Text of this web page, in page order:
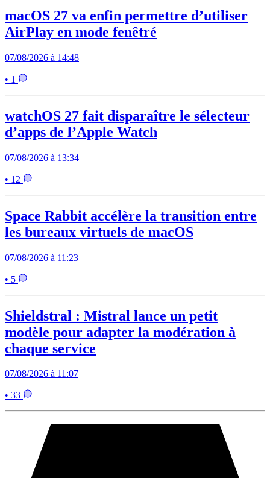
macOS 27 va enfin permettre d’utiliser
AirPlay en mode fenêtré
07/08/2026 à 14:48
• 1
watchOS 27 fait disparaître le sélecteur
d’apps de l’Apple Watch
07/08/2026 à 13:34
• 12
Space Rabbit accélère la transition entre
les bureaux virtuels de macOS
07/08/2026 à 11:23
• 5
Shieldstral : Mistral lance un petit
modèle pour adapter la modération à
chaque service
07/08/2026 à 11:07
• 33